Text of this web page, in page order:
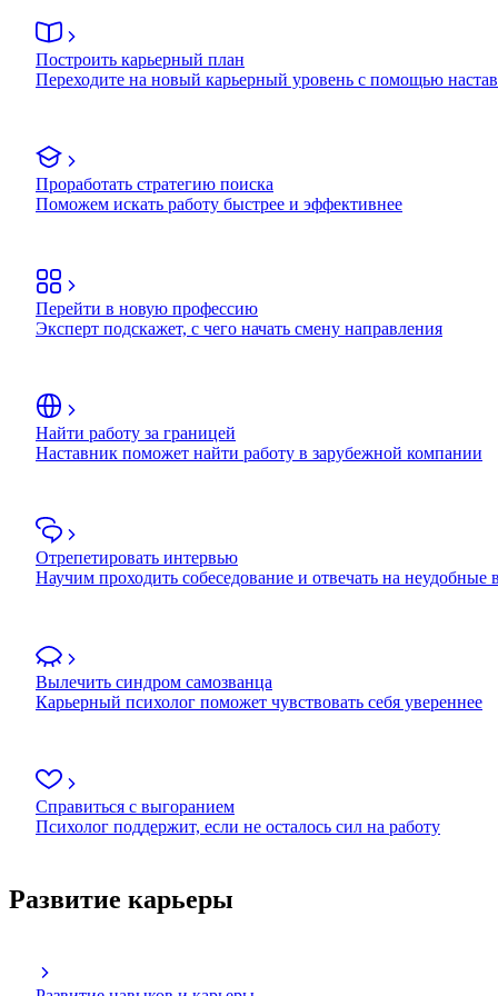
Построить карьерный план
Переходите на новый карьерный уровень с помощью
Проработать стратегию поиска
Поможем искать работу быстрее и эффективнее
Перейти в новую профессию
Эксперт подскажет, с чего начать смену направления
Найти работу за границей
Наставник поможет найти работу в зарубежной компании
Отрепетировать интервью
Научим проходить собеседование и отвечать на неудобные
Вылечить синдром самозванца
Карьерный психолог поможет чувствовать себя увереннее
Справиться с выгоранием
Психолог поддержит, если не осталось сил на работу
Развитие карьеры